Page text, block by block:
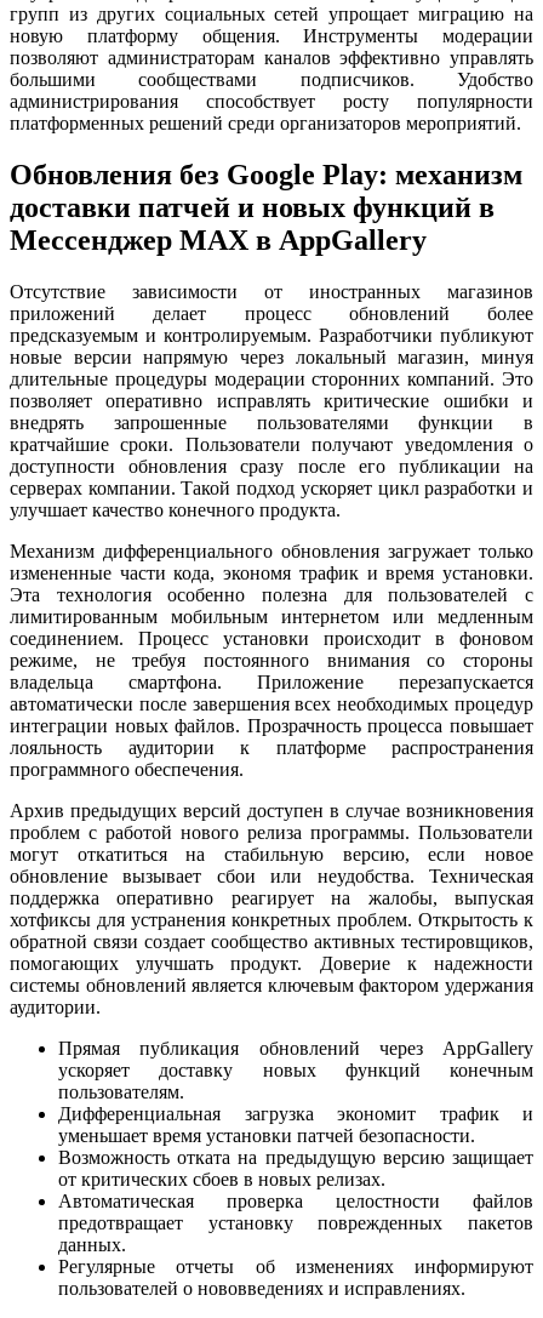
групп из других социальных сетей упрощает миграцию на
новую платформу общения. Инструменты модерации
позволяют администраторам каналов эффективно управлять
большими сообществами подписчиков. Удобство
администрирования способствует росту популярности
платформенных решений среди организаторов мероприятий.
Обновления без Google Play: механизм
доставки патчей и новых функций в
Мессенджер MAX в AppGallery
Отсутствие зависимости от иностранных магазинов
приложений делает процесс обновлений более
предсказуемым и контролируемым. Разработчики публикуют
новые версии напрямую через локальный магазин, минуя
длительные процедуры модерации сторонних компаний. Это
позволяет оперативно исправлять критические ошибки и
внедрять запрошенные пользователями функции в
кратчайшие сроки. Пользователи получают уведомления о
доступности обновления сразу после его публикации на
серверах компании. Такой подход ускоряет цикл разработки и
улучшает качество конечного продукта.
Механизм дифференциального обновления загружает только
измененные части кода, экономя трафик и время установки.
Эта технология особенно полезна для пользователей с
лимитированным мобильным интернетом или медленным
соединением. Процесс установки происходит в фоновом
режиме, не требуя постоянного внимания со стороны
владельца смартфона. Приложение перезапускается
автоматически после завершения всех необходимых процедур
интеграции новых файлов. Прозрачность процесса повышает
лояльность аудитории к платформе распространения
программного обеспечения.
Архив предыдущих версий доступен в случае возникновения
проблем с работой нового релиза программы. Пользователи
могут откатиться на стабильную версию, если новое
обновление вызывает сбои или неудобства. Техническая
поддержка оперативно реагирует на жалобы, выпуская
хотфиксы для устранения конкретных проблем. Открытость к
обратной связи создает сообщество активных тестировщиков,
помогающих улучшать продукт. Доверие к надежности
системы обновлений является ключевым фактором удержания
аудитории.
Прямая публикация обновлений через AppGallery
ускоряет доставку новых функций конечным
пользователям.
Дифференциальная загрузка экономит трафик и
уменьшает время установки патчей безопасности.
Возможность отката на предыдущую версию защищает
от критических сбоев в новых релизах.
Автоматическая проверка целостности файлов
предотвращает установку поврежденных пакетов
данных.
Регулярные отчеты об изменениях информируют
пользователей о нововведениях и исправлениях.